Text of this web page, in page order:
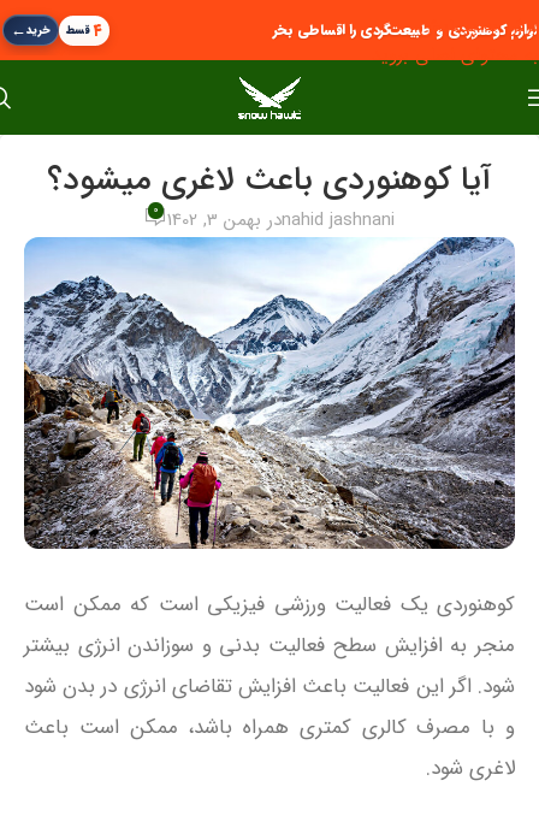
پرش به پیمایش
به محتوای اصلی بروید
لوازم کوهنوردی و طبیعت‌گردی را اقساطی بخر ۴قسط خرید←
آیا کوهنوردی باعث لاغری میشود؟
nahid jashnaniدر بهمن 3, 1402 0
کوهنوردی یک فعالیت ورزشی فیزیکی است که ممکن است
منجر به افزایش سطح فعالیت بدنی و سوزاندن انرژی بیشتر
شود. اگر این فعالیت باعث افزایش تقاضای انرژی در بدن شود
و با مصرف کالری کمتری همراه باشد، ممکن است باعث
لاغری شود.